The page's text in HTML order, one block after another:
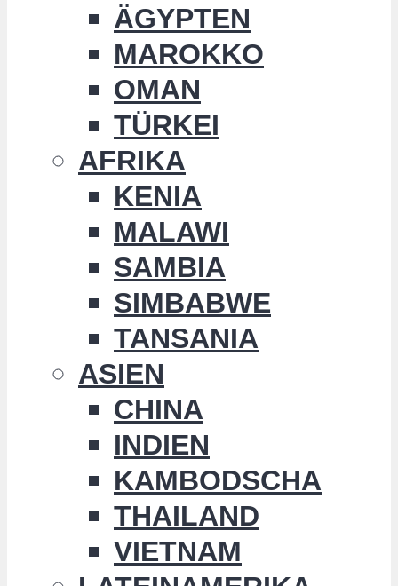
ÄGYPTEN
MAROKKO
OMAN
TÜRKEI
AFRIKA
KENIA
MALAWI
SAMBIA
SIMBABWE
TANSANIA
ASIEN
CHINA
INDIEN
KAMBODSCHA
THAILAND
VIETNAM